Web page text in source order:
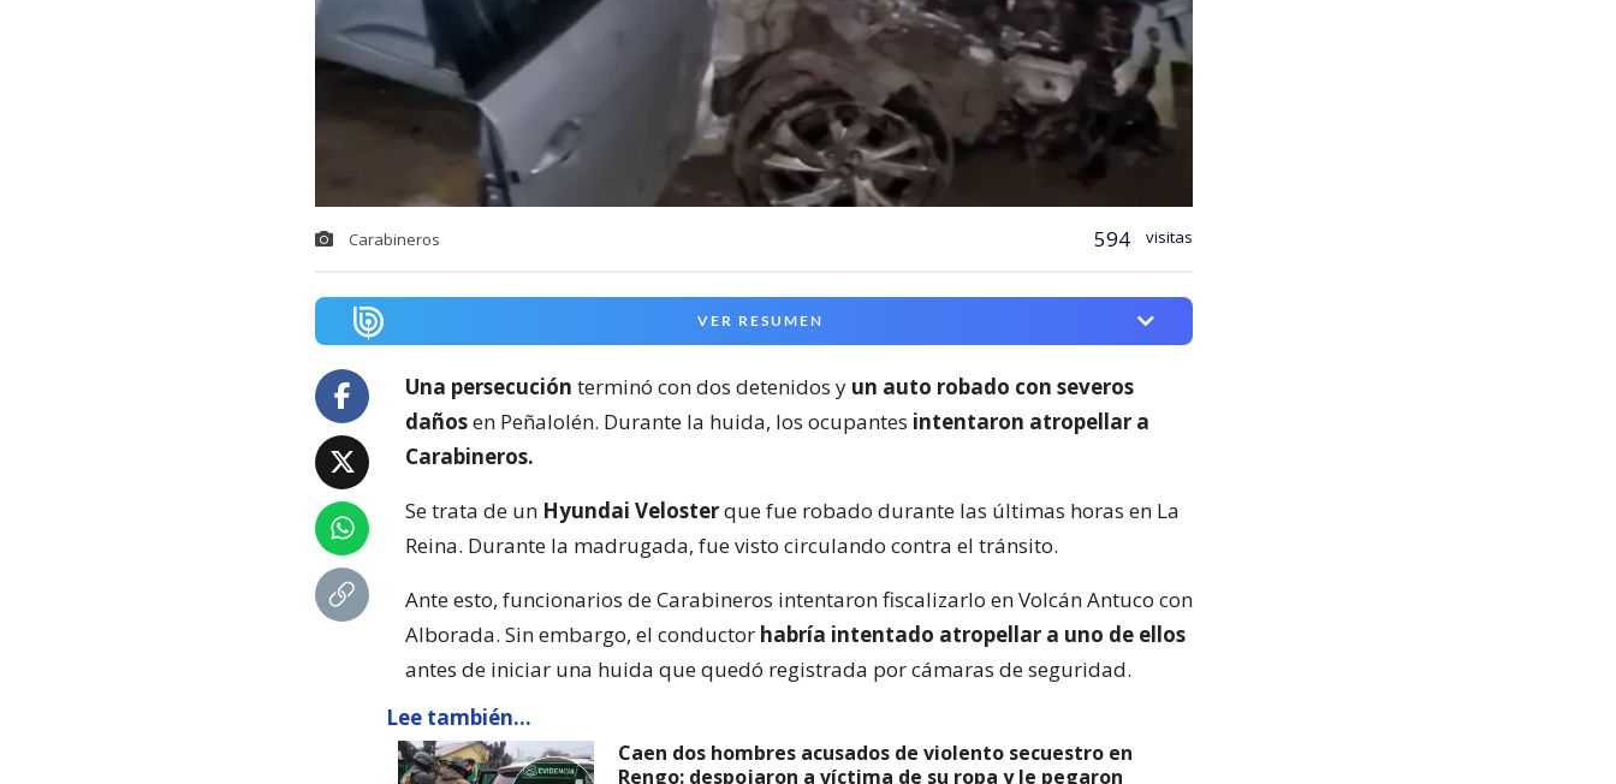
Carabineros 594 visitas
VER RESUMEN
Una persecución terminó con dos detenidos y un auto robado con severos
dañosen Peñalolén. Durante la huida, los ocupantes intentaron atropellar a
Carabineros.
Se trata de un Hyundai Velosterque fue robado durante las últimas horas en La
Reina. Durante la madrugada, fue visto circulando contra el tránsito.
Ante esto, funcionarios de Carabineros intentaron fiscalizarlo en Volcán Antuco con
Alborada. Sin embargo, el conductor habría intentado atropellar a uno de ellos
antes de iniciar una huida que quedó registrada por cámaras de seguridad.
Lee también...
Caen dos hombres acusados de violento secuestro en
Rengo: despojaron a víctima de su ropa y le pegaron